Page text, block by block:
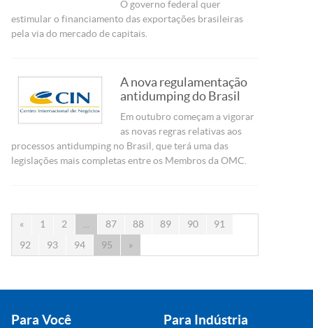
O governo federal quer
estimular o financiamento das exportações brasileiras
pela via do mercado de capitais.
A nova regulamentação
antidumping do Brasil
Em outubro começam a vigorar
as novas regras relativas aos
processos antidumping no Brasil, que terá uma das
legislações mais completas entre os Membros da OMC.
« 1 2 ... 87 88 89 90
91
92
93 94 95 »
Para Você Para Indústria